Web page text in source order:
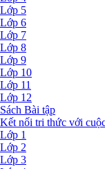
Lớp 5
Lớp 6
Lớp 7
Lớp 8
Lớp 9
Lớp 10
Lớp 11
Lớp 12
Sách Bài tập
Kết nối tri thức với
Lớp 1
Lớp 2
Lớp 3